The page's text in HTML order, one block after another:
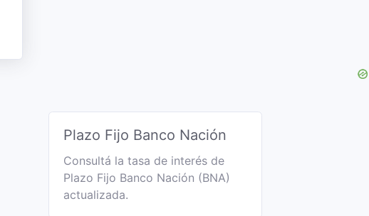
Plazo Fijo Banco Nación
Consultá la tasa de interés de
Plazo Fijo Banco Nación (BNA)
actualizada.